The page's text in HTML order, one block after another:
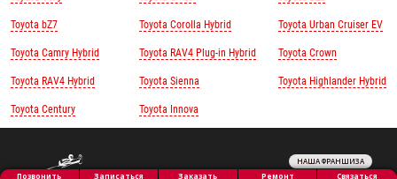
Toyota bZ7
Toyota Camry Hybrid
Toyota RAV4 Hybrid
Toyota Century
Toyota Corolla Hybrid
Toyota RAV4 Plug-in Hybrid
Toyota Sienna
Toyota Innova
Toyota Urban Cruiser EV
Toyota Crown
Toyota Highlander Hybrid
НАША ФРАНШИЗА
Обработка персональных данных
Позвонить Записаться Заказать Ремонт Связаться